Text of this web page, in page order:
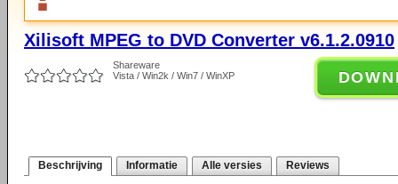
Xilisoft MPEG to DVD Converter v6.1.2.0910
Shareware
Vista / Win2k / Win7 / WinXP
Beschrijving Informatie Alle versies Reviews